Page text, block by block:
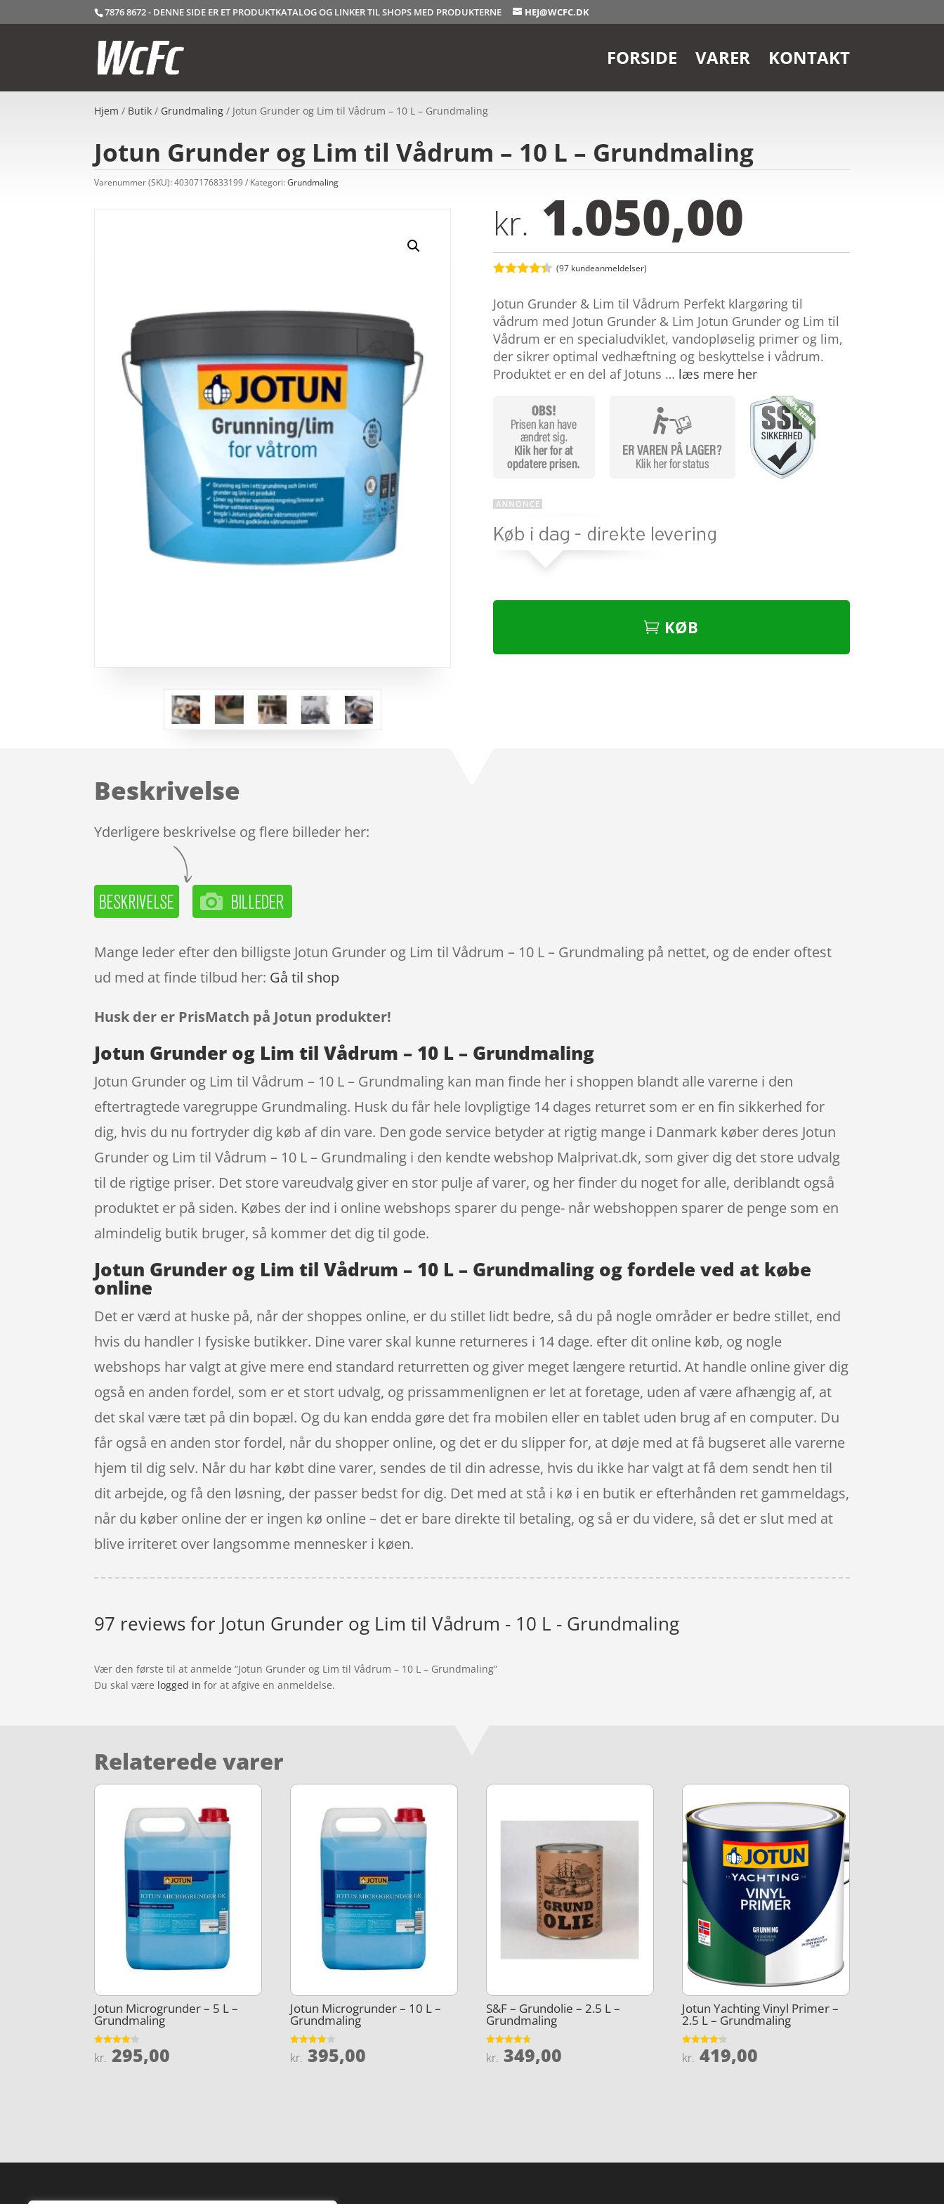
7876 8672 - DENNE SIDE ER ET PRODUKTKATALOG OG LINKER TIL SHOPS MED PRODUKTERNE HEJ@WCFC.DK
FORSIDE VARER KONTAKT
Hjem / Butik / Grundmaling / Jotun Grunder og Lim til Vådrum – 10 L – Grundmaling
Jotun Grunder og Lim til Vådrum – 10 L – Grundmaling
Varenummer (SKU):40307176833199 Kategori:Grundmaling
kr. 1.050,00
ud af 5
baseret
på
kundebedø
mmelser
(97kundeanmeldelser)
Jotun Grunder & Lim til Vådrum Perfekt klargøring til
vådrum med Jotun Grunder & Lim Jotun Grunder og Lim til
Vådrum er en specialudviklet, vandopløselig primer og lim,
der sikrer optimal vedhæftning og beskyttelse i vådrum.
Produktet er en del af Jotuns … læs mere her
KØB
Beskrivelse
Yderligere beskrivelse og flere billeder her:
Mange leder efter den billigste Jotun Grunder og Lim til Vådrum – 10 L – Grundmaling på nettet, og de ender oftest
ud med at finde tilbud her: Gå til shop
Husk der er PrisMatch på Jotun produkter!
Jotun Grunder og Lim til Vådrum – 10 L – Grundmaling
Jotun Grunder og Lim til Vådrum – 10 L – Grundmaling kan man finde her i shoppen blandt alle varerne i den
eftertragtede varegruppe Grundmaling. Husk du får hele lovpligtige 14 dages returret som er en fin sikkerhed for
dig, hvis du nu fortryder dig køb af din vare. Den gode service betyder at rigtig mange i Danmark køber deres Jotun
Grunder og Lim til Vådrum – 10 L – Grundmaling i den kendte webshop Malprivat.dk, som giver dig det store udvalg
til de rigtige priser. Det store vareudvalg giver en stor pulje af varer, og her finder du noget for alle, deriblandt også
produktet er på siden. Købes der ind i online webshops sparer du penge- når webshoppen sparer de penge som en
almindelig butik bruger, så kommer det dig til gode.
Jotun Grunder og Lim til Vådrum – 10 L – Grundmaling og fordele ved at købe
online
Det er værd at huske på, når der shoppes online, er du stillet lidt bedre, så du på nogle områder er bedre stillet, end
hvis du handler I fysiske butikker. Dine varer skal kunne returneres i 14 dage. efter dit online køb, og nogle
webshops har valgt at give mere end standard returretten og giver meget længere returtid. At handle online giver dig
også en anden fordel, som er et stort udvalg, og prissammenlignen er let at foretage, uden af være afhængig af, at
det skal være tæt på din bopæl. Og du kan endda gøre det fra mobilen eller en tablet uden brug af en computer. Du
får også en anden stor fordel, når du shopper online, og det er du slipper for, at døje med at få bugseret alle varerne
hjem til dig selv. Når du har købt dine varer, sendes de til din adresse, hvis du ikke har valgt at få dem sendt hen til
dit arbejde, og få den løsning, der passer bedst for dig. Det med at stå i kø i en butik er efterhånden ret gammeldags,
når du køber online der er ingen kø online – det er bare direkte til betaling, og så er du videre, så det er slut med at
blive irriteret over langsomme mennesker i køen.
97 reviews for Jotun Grunder og Lim til Vådrum - 10 L - Grundmaling
Vær den første til at anmelde “Jotun Grunder og Lim til Vådrum – 10 L – Grundmaling”
Du skal være logged in for at afgive en anmeldelse.
Relaterede varer
Jotun Microgrunder – 5 L –
Grundmaling
Vurderet
4.1
kr. 295,00
Jotun Microgrunder – 10 L –
Grundmaling
Vurderet
4
kr. 395,00
S&F – Grundolie – 2.5 L –
Grundmaling
Vurderet
4.7
kr. 349,00
Jotun Yachting Vinyl Primer –
2.5 L – Grundmaling
Vurderet
4.2
kr. 419,00